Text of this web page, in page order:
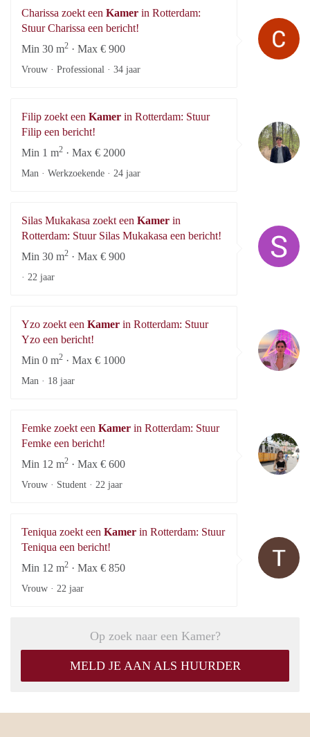
Charissa zoekt een Kamer in Rotterdam:
Stuur Charissa een bericht!
Min 30 m2 · Max € 900
Vrouw · Professional · 34 jaar
Filip zoekt een Kamer in Rotterdam: Stuur
Filip een bericht!
Min 1 m2 · Max € 2000
Man · Werkzoekende · 24 jaar
Silas Mukakasa zoekt een Kamer in
Rotterdam: Stuur Silas Mukakasa een bericht!
Min 30 m2 · Max € 900
· 22 jaar
Yzo zoekt een Kamer in Rotterdam: Stuur
Yzo een bericht!
Min 0 m2 · Max € 1000
Man · 18 jaar
Femke zoekt een Kamer in Rotterdam: Stuur
Femke een bericht!
Min 12 m2 · Max € 600
Vrouw · Student · 22 jaar
Teniqua zoekt een Kamer in Rotterdam: Stuur
Teniqua een bericht!
Min 12 m2 · Max € 850
Vrouw · 22 jaar
Op zoek naar een Kamer?
MELD JE AAN ALS HUURDER